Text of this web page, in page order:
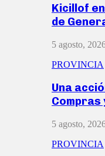
Kicillof
de
5 agosto,
PROVINCIA
Una
5 agosto,
PROVINCIA